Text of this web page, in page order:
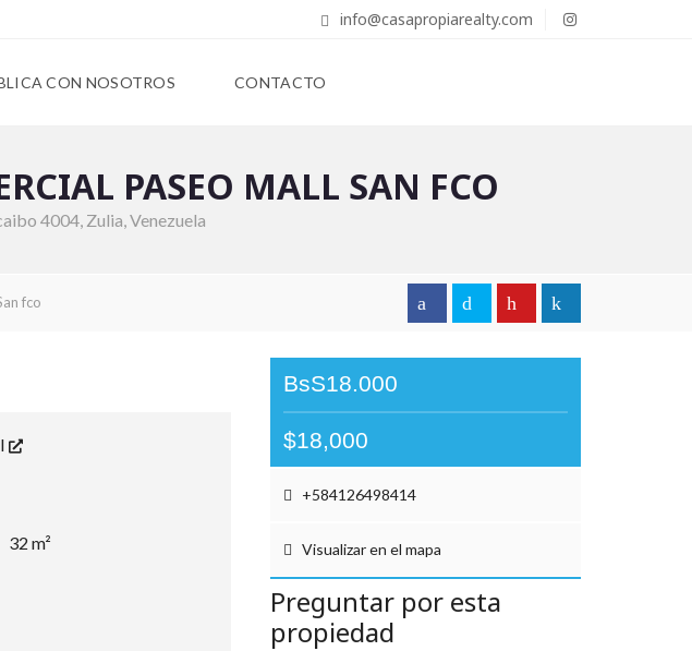
info@casapropiarealty.com
CON NOSOTROS CONTACTO
PASEO MALL SAN FCO
4004, Zulia, Venezuela
fco
32 m²
BsS18.000
$18,000
+584126498414
Visualizar en el mapa
Preguntar por esta
propiedad